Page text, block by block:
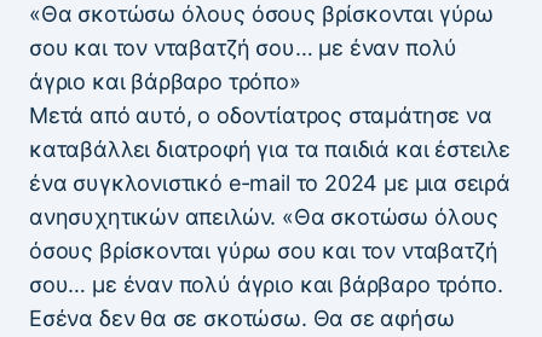
«Θα σκοτώσω όλους όσους βρίσκονται γύρω
σου και τον νταβατζή σου… με έναν πολύ
άγριο και βάρβαρο τρόπο»
Μετά από αυτό, ο οδοντίατρος σταμάτησε να
καταβάλλει διατροφή για τα παιδιά και έστειλε
ένα συγκλονιστικό e-mail το 2024 με μια σειρά
ανησυχητικών απειλών. «Θα σκοτώσω όλους
όσους βρίσκονται γύρω σου και τον νταβατζή
σου… με έναν πολύ άγριο και βάρβαρο τρόπο.
Εσένα δεν θα σε σκοτώσω. Θα σε αφήσω